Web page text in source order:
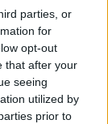
parties, or
for
opt-out
that after your
seeing
utilized by
prior to
lépte át
meg, többek